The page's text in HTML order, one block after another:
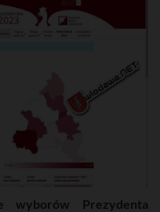
wyborów Prezydenta